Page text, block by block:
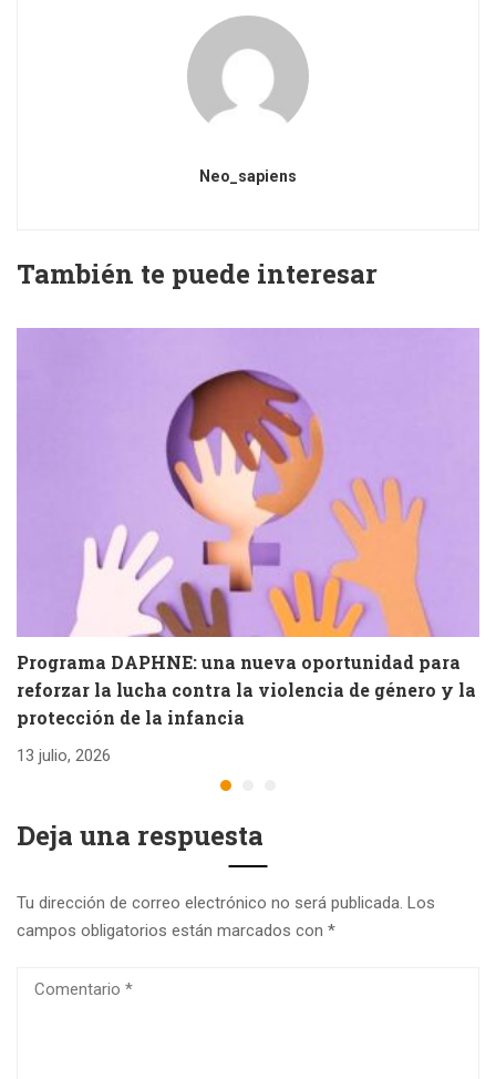
Neo_sapiens
También te puede interesar
Programa DAPHNE: una nueva oportunidad para
reforzar la lucha contra la violencia de género y la
protección de la infancia
13 julio, 2026
Deja una respuesta
Tu dirección de correo electrónico no será publicada. Los
campos obligatorios están marcados con *